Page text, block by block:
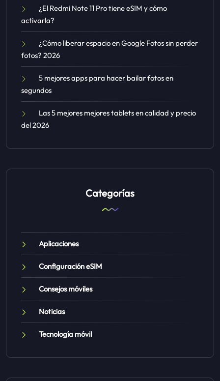
¿El Redmi Note 11 Pro tiene eSIM y cómo
activarla?
¿Cómo liberar espacio en Google Fotos sin perder
fotos? 2026
5 mejores apps para hacer bailar fotos en
segundos
Las 5 mejores mejores tablets en calidad y precio
del 2026
Categorías
Aplicaciones
Configuración eSIM
Consejos móviles
Noticias
Tecnología móvil